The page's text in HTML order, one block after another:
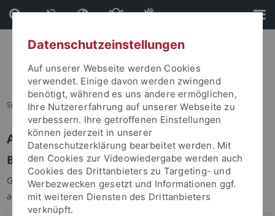
Direkt
zum
Inhalt
Direkt
zur
Fußleiste
Sie sind hier: Startseite
Anmelden
Benutzeranmeldung
Geben Sie Ihren Benutzernamen und Ihr Passwort an um sich
anzumelden:
Datenschutzeinstellungen
Auf unserer Webseite werden Cookies
verwendet. Einige davon werden zwingend
benötigt, während es uns andere ermöglichen,
Ihre Nutzererfahrung auf unserer Webseite zu
verbessern. Ihre getroffenen Einstellungen
können jederzeit in unserer
Datenschutzerklärung bearbeitet werden. Mit
den Cookies zur Videowiedergabe werden auch
Cookies des Drittanbieters zu Targeting- und
Werbezwecken gesetzt und Informationen ggf.
mit weiteren Diensten des Drittanbieters
verknüpft.